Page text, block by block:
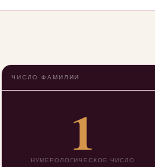
ЧИСЛО ФАМИЛИИ
1
НУМЕРОЛОГИЧЕСКОЕ ЧИСЛО